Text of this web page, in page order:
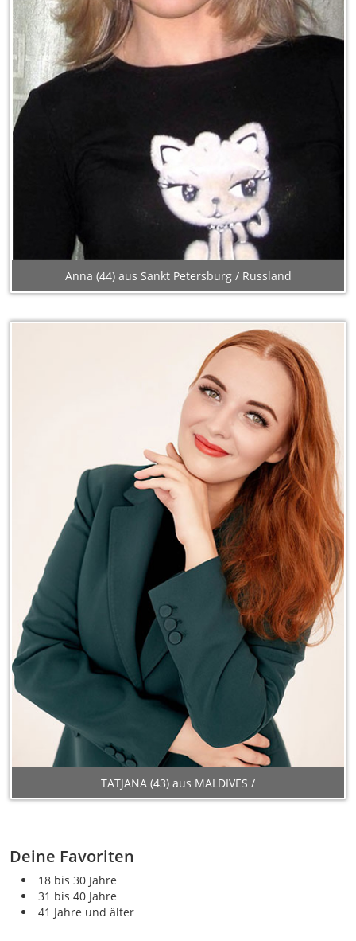
Anna (44) aus Sankt Petersburg / Russland
TATJANA (43) aus MALDIVES /
Deine Favoriten
18 bis 30 Jahre
31 bis 40 Jahre
41 Jahre und älter